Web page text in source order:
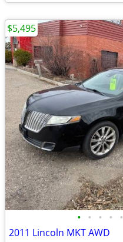
• • • • •
2011 Lincoln MKT AWD
$5,495